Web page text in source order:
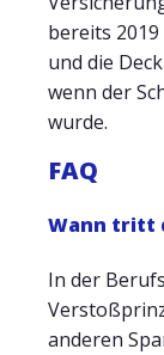
bereits
und die
wenn der
wurde.
FAQ
Wann tritt
In der
anderen